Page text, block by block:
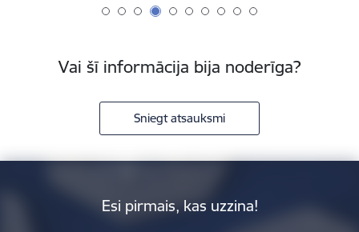
Vai šī informācija bija noderīga?
Sniegt atsauksmi
Esi pirmais, kas uzzina!